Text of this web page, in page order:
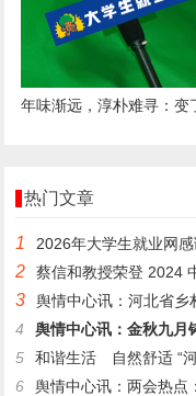
年味渐远，淳朴难寻：变
热门文章
1 2026年大学生就业网
2 蔡信和教授荣登 2024
3
舆情中心讯：河北省
4
舆情中心讯：金秋九月
5
和谐生活 自然舒适 “
6
舆情中心讯：两会热点